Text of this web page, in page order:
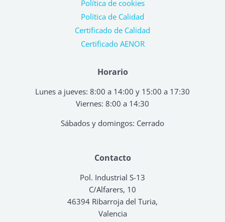
Contacto
Pol. Industrial S-13
C/Alfarers, 10
46394 Ribarroja del Turia,
Valencia
Horario
Lunes a jueves: 8:00 a 14:00 y 15:00 a 17:30
Viernes: 8:00 a 14:30
Sábados y domingos: Cerrado
Política de cookies
Política de Calidad
Certificado de Calidad
Certificado AENOR